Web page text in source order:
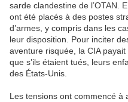
sarde clandestine de l’OTAN.
ont été placés à des postes
d’armes, y compris dans les
leur disposition. Pour inciter
aventure risquée, la CIA
que s’ils étaient tués, leurs
des États-Unis.
Les tensions ont commencé à